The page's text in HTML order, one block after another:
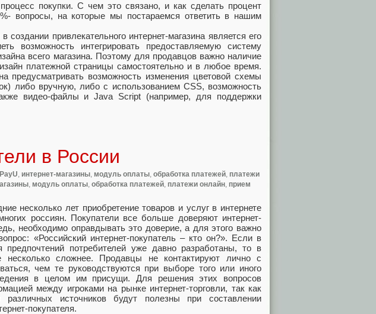
покупки. С чем это связано, и как сделать процент
вопросы, на которые мы постараемся ответить в нашим
привлекательного интернет-магазина является его
возможность интегрировать предоставляемую систему
всего магазина. Поэтому для продавцов важно наличие
платежной страницы самостоятельно и в любое время.
предусматривать возможность изменения цветовой схемы
либо вручную, либо с использованием CSS, возможность
видео-файлы и Java Script (например, для поддержки
в России
, интернет-магазины, модуль оплаты, обработка платежей, платежи
, модуль оплаты, обработка платежей, платежи онлайн, прием
несколько лет приобретение товаров и услуг в интернете
россиян. Покупатели все больше доверяют интернет-
необходимо оправдывать это доверие, а для этого важно
«Российский интернет-покупатель – кто он?». Если в
предпочтений потребителей уже давно разработаны, то в
несколько сложнее. Продавцы не контактируют лично с
чем те руководствуются при выборе того или иного
в целом им присущи. Для решения этих вопросов
между игроками на рынке интернет-торговли, так как
источников будут полезны при составлении
покупателя.